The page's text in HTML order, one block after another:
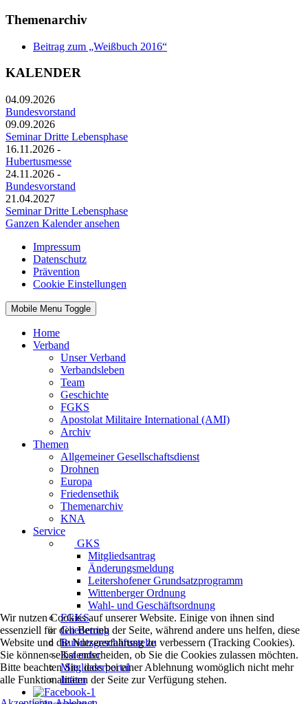
Themenarchiv
Beitrag zum „Weißbuch 2016“
KALENDER
04.09.2026
Bundesvorstand
09.09.2026
Seminar Dritte Lebensphase
16.11.2026 -
Hubertusmesse
24.11.2026 -
Bundesvorstand
21.04.2027
Seminar Dritte Lebensphase
Ganzen Kalender ansehen
Impressum
Datenschutz
Prävention
Cookie Einstellungen
Mobile Menu Toggle
Home
Verband
Unser Verband
Verbandsleben
Team
Geschichte
FGKS
Apostolat Militaire International (AMI)
Archiv
Themen
Allgemeiner Gesellschaftsdienst
Drohnen
Europa
Friedensethik
Themenarchiv
KNA
Service
GKS
Mitgliedsantrag
Änderungsmeldung
Leitershofener Grundsatzprogramm
Wittenberger Ordnung
Wahl- und Geschäftsordnung
FGKS
Gliederung
Bundesgeschäftsstelle
Kalender
Mitgliederportal
Intern
Wir nutzen Cookies auf unserer Website. Einige von ihnen sind
essenziell für den Betrieb der Seite, während andere uns helfen, diese
Website und die Nutzererfahrung zu verbessern (Tracking Cookies).
Sie können selbst entscheiden, ob Sie die Cookies zulassen möchten.
Bitte beachten Sie, dass bei einer Ablehnung womöglich nicht mehr
alle Funktionalitäten der Seite zur Verfügung stehen.